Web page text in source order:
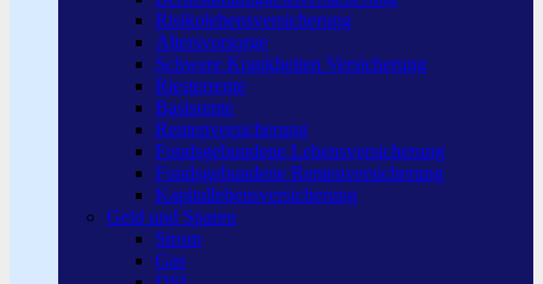
Risikolebensversicherung
Altersvorsorge
Schwere Krankheiten Versicherung
Riesterrente
Basisrente
Rentenversicherung
Fondsgebundene Lebensversicherung
Fondsgebundene Rentenversicherung
Kapitallebensversicherung
Geld und Sparen
Strom
Gas